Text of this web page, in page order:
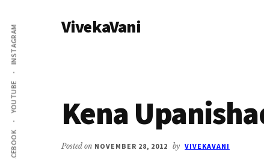
main
content
primary
sidebar
Additional
menu
FACEBOOK
YOUTUBE
INSTAGRAM VivekaVani
Kena
Posted on NOVEMBER 28, 2012 by VIVEKAVANI